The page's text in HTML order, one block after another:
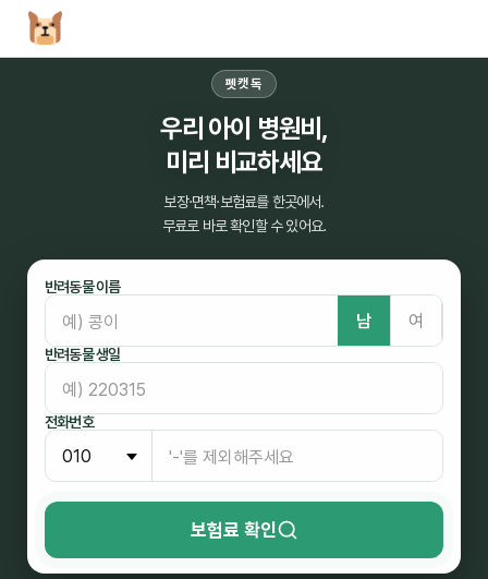
펫캣독
우리 아이 병원비,
미리 비교하세요
보장·면책·보험료를 한곳에서.
무료로 바로 확인할 수 있어요.
반려동물 이름
남 여
반려동물 생일
전화번호
보험료 확인